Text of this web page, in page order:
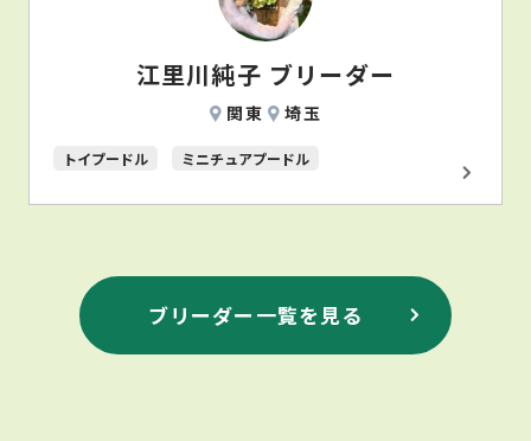
江里川純子 ブリーダー
関東 埼玉
トイプードル ミニチュアプードル
ブリーダー一覧を見る